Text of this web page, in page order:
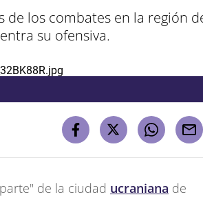
de los combates en la región
su ofensiva.
de la ciudad ucraniana de